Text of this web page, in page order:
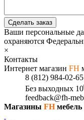
Сделать заказ
Ваши персональные
охраняются
×
Контакты
Интернет магазин FH
8 (812) 984-02-65
Без выходных 10
feedback@fh-
Магазины FHмебель